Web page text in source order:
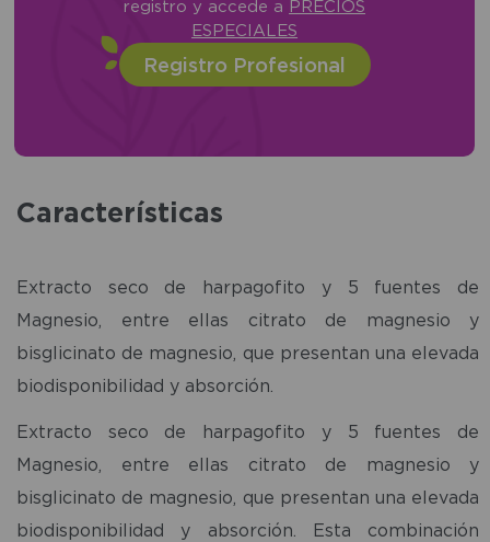
registro y accede a PRECIOS
ESPECIALES
Registro Profesional
Características
Extracto seco de harpagofito y 5 fuentes de
Magnesio, entre ellas citrato de magnesio y
bisglicinato de magnesio, que presentan una elevada
biodisponibilidad y absorción.
Extracto seco de harpagofito y 5 fuentes de
Magnesio, entre ellas citrato de magnesio y
bisglicinato de magnesio, que presentan una elevada
biodisponibilidad y absorción. Esta combinación